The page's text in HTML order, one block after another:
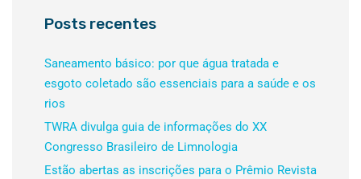
Posts recentes
Saneamento básico: por que água tratada e
esgoto coletado são essenciais para a saúde e os
rios
TWRA divulga guia de informações do XX
Congresso Brasileiro de Limnologia
Estão abertas as inscrições para o Prêmio Revista